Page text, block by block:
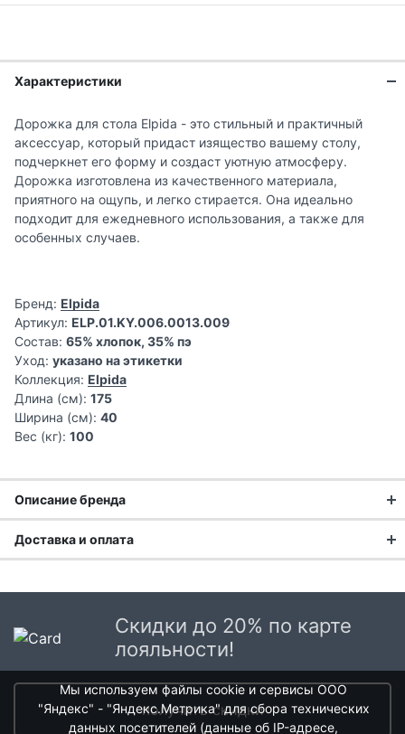
Характеристики
Дорожка для стола Elpida - это стильный и практичный
аксессуар, который придаст изящество вашему столу,
подчеркнет его форму и создаст уютную атмосферу.
Дорожка изготовлена из качественного материала,
приятного на ощупь, и легко стирается. Она идеально
подходит для ежедневного использования, а также для
особенных случаев.
Бренд: Elpida
Артикул: ELP.01.KY.006.0013.009
Состав: 65% хлопок, 35% пэ
Уход: указано на этикетки
Коллекция: Elpida
Длина (см): 175
Ширина (см): 40
Вес (кг): 100
Описание бренда
текстиля, создающий уникальные изделия, которые
превращают обычное жилое пространство в уютное и
положительной энергией.
Философия бренда
Создание красивых, ярких и необычных вещей для
Доставка и оплата
Доставка в Москве и области
В Москве и Московской области доставка курьером до
Стоимость доставки в Москве в пределах МКАД399 руб.
в Московской Области и Москве за МКАД599 руб.
Интервал доставки по Московской области - с 10 до 22
Скидки до 20% по карте
лояльности!
получить скидки
Мы используем файлы cookie и сервисы ООО
"Яндекс" - "Яндекс.Метрика" для сбора технических
данных посетителей (данные об IP-адресе,